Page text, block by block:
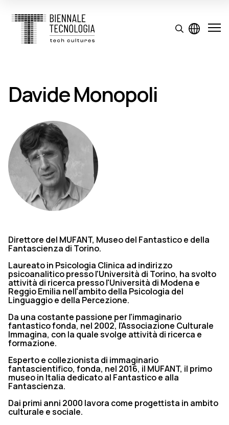
Davide Monopoli
Direttore del MUFANT, Museo del Fantastico e della
Fantascienza di Torino.
Laureato in Psicologia Clinica ad indirizzo
psicoanalitico presso l'Università di Torino, ha svolto
attività di ricerca presso l'Università di Modena e
Reggio Emilia nell'ambito della Psicologia del
Linguaggio e della Percezione.
Da una costante passione per l'immaginario
fantastico fonda, nel 2002, l'Associazione Culturale
Immagina, con la quale svolge attività di ricerca e
formazione.
Esperto e collezionista di immaginario
fantascientifico, fonda, nel 2016, il MUFANT, il primo
museo in Italia dedicato al Fantastico e alla
Fantascienza.
Dai primi anni 2000 lavora come progettista in ambito
culturale e sociale.